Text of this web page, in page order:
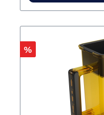
Rabatt
%